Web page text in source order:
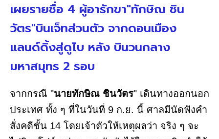
เผยรายชื่อ 4 ผู้อารักขา"ทักษิณ ชิน
วัตร"บินเจ็ทส่วนตัว จากดอนเมือง
แลนด์ดิ้งสู่ดูไบ หลัง บินวนกลาง
มหาสมุทร 2 รอบ
จากกรณี "นายทักษิณ ชินวัตร" เดินทางออกนอก
ประเทศ ทั้ง ๆ ที่ในวันที่ 9 ก.ย. นี้ ศาลมีนัดฟังคำ
สั่งคดีชั้น 14 โดยเจ้าตัวให้เหตุผลว่า จริง ๆ จะ